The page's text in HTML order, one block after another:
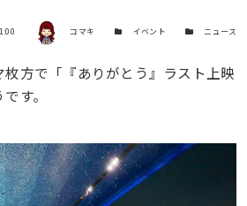
著者 コマキ カテゴリー
イベント カテゴリー
ニュース
方で「『ありがとう』ラスト上映
す。